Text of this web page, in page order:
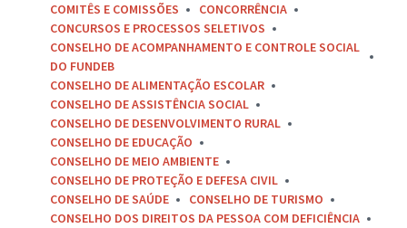
COMITÊS E COMISSÕES
CONCORRÊNCIA
CONCURSOS E PROCESSOS SELETIVOS
CONSELHO DE ACOMPANHAMENTO E CONTROLE SOCIAL
DO FUNDEB
CONSELHO DE ALIMENTAÇÃO ESCOLAR
CONSELHO DE ASSISTÊNCIA SOCIAL
CONSELHO DE DESENVOLVIMENTO RURAL
CONSELHO DE EDUCAÇÃO
CONSELHO DE MEIO AMBIENTE
CONSELHO DE PROTEÇÃO E DEFESA CIVIL
CONSELHO DE SAÚDE
CONSELHO DE TURISMO
CONSELHO DOS DIREITOS DA PESSOA COM DEFICIÊNCIA